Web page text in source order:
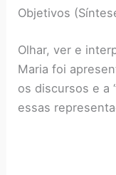
Objetivos
Olhar, ver e
Maria foi
os discursos e a
essas